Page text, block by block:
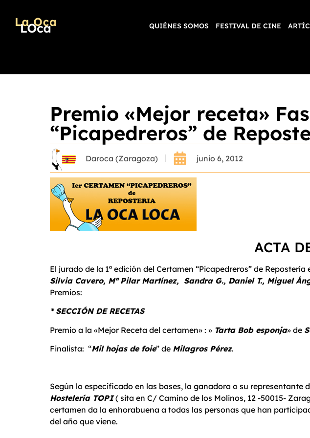
QUIÉNES SOMOS FESTIVAL DE CINE
Premio «Mejor receta»
“Picapedreros” de
Daroca (Zaragoza) junio 6, 2012
ACTA
El jurado de la 1ª edición del Certamen “Picapedreros” de
Silvia Cavero, Mª Pilar Martínez, Sandra G., Daniel T., Miguel
Premios:
* SECCIÓN DE RECETAS
Premio a la «Mejor Receta del certamen» : » Tarta Bob esponja» de
Finalista: “Mil hojas de foie” de Milagros Pérez.
Según lo especificado en las bases, la ganadora o su representante
Hostelería TOPI( sita en C/ Camino de los Molinos, 12 -50015-
certamen da la enhorabuena a todas las personas que han
del año que viene.